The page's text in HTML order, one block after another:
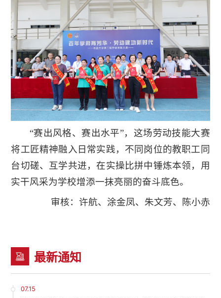
“赛出风格、赛出水平”，这场劳动技能大赛
将工匠精神融入日常实践，不同岗位的教职工同
台切磋、互学共进，在实操比拼中锤炼本领，用
实干风采为学校增添一抹亮丽的奋斗底色。
审核：许航、涂金凤、朱文芳、陈小赤
最新通知
07.15